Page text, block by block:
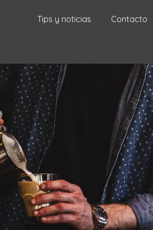
Tips y noticias Contacto